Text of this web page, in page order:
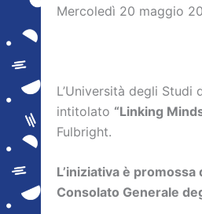
Mercoledì 20 maggio
L’Università degli
intitolato “Linking
Fulbright.
L’iniziativa è
Consolato Generale